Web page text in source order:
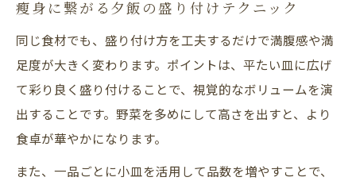
瘦身に繋がる夕飯の盛り付けテクニック
同じ食材でも、盛り付け方を工夫するだけで満腹感や満
足度が大きく変わります。ポイントは、平たい皿に広げ
て彩り良く盛り付けることで、視覚的なボリュームを演
出することです。野菜を多めにして高さを出すと、より
食卓が華やかになります。
また、一品ごとに小皿を活用して品数を増やすことで、